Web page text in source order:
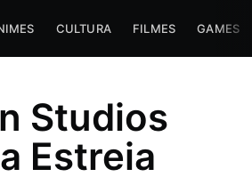
CULTURA FILMES GAMES
Studios
Estreia